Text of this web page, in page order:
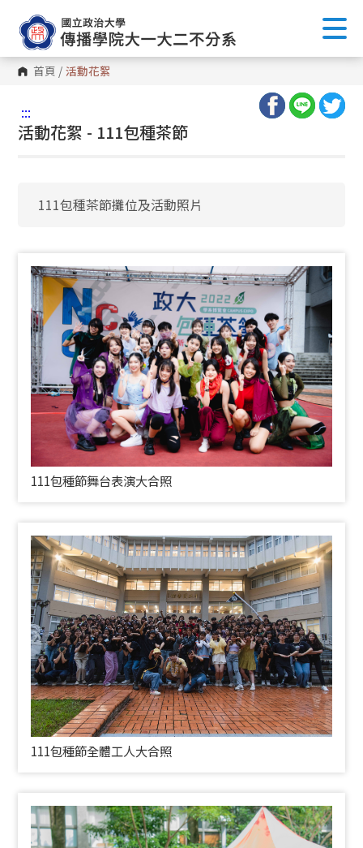
首頁 / 活動花絮
:::
活動花絮 - 111包種茶節
111包種茶節攤位及活動照片
111包種節舞台表演大合照
111包種節全體工人大合照